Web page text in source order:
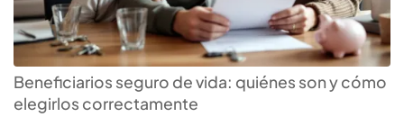
Beneficiarios seguro de vida: quiénes son y cómo
elegirlos correctamente
Escoge elseguro de vida
ideal para ti